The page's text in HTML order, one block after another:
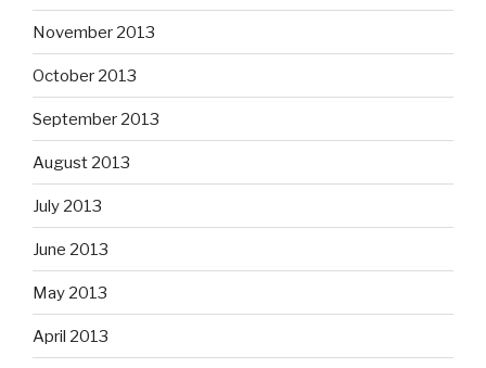
November 2013
October 2013
September 2013
August 2013
July 2013
June 2013
May 2013
April 2013